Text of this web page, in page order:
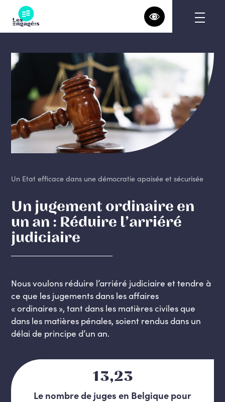
content
Un Etat efficace dans une démocratie apaisée et sécurisée
Un jugement ordinaire en
un an : Réduire l’arriéré
judiciaire
Nous voulons réduire l’arriéré judiciaire et tendre à
ce que les jugements dans les affaires
« ordinaires », tant dans les matières civiles que
dans les matières pénales, soient rendus dans un
délai de principe d’un an.
13,23
Le nombre de juges en Belgique pour